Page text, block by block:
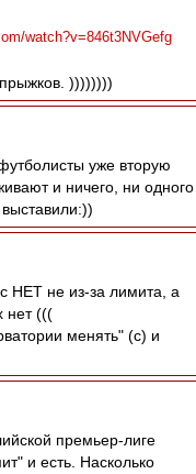
watch?v=846t3NVGefg
))))))))
уже вторую
и ничего, ни одного
НЕТ не из-за лимита, а
нет (((
менять" (c) и
премьер-лиге
и есть. Насколько